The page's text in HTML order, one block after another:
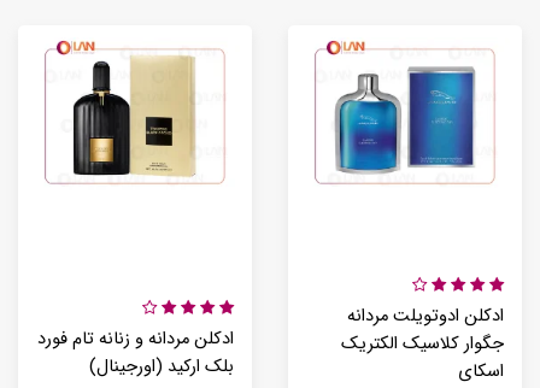
ادکلن مردانه و زنانه تام فورد
بلک ارکید (اورجینال)
ادکلن ادوتویلت مردانه
جگوار کلاسیک الکتریک
اسکای